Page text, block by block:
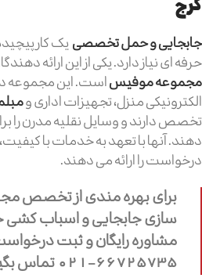
جابجایی و حمل تخصصییک کار
حرفه ای نیاز دارد. یکی از این ارائه
مجموعه موفیساست. این مجموعه
الکترونیکی منزل، تجهیزات اداری و
تخصص دارند و وسایل نقلیه مدرن را
دهند. آنها با تعهد به خدمات با
درخواست را ارائه می دهند.
برای بهره مندی از تخصص
سازی جابجایی و اسباب کشی
مشاوره رایگان و ثبت
66725735-021 تماس بگیرید.